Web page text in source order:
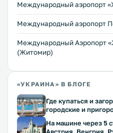
Международный аэропорт
Международный аэропорт
Международный Аэропорт
(Житомир)
«УКРАИНА» В БЛОГЕ
Где купаться и
городские и
На машине через 5